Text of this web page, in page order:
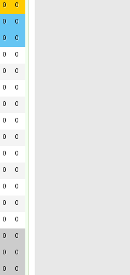
0
0
0
0
0
0
0
0
0
0
0
0
0
0
0
0
0
0
0
0
0
0
0
0
0
0
0
0
0
0
0
0
0
0